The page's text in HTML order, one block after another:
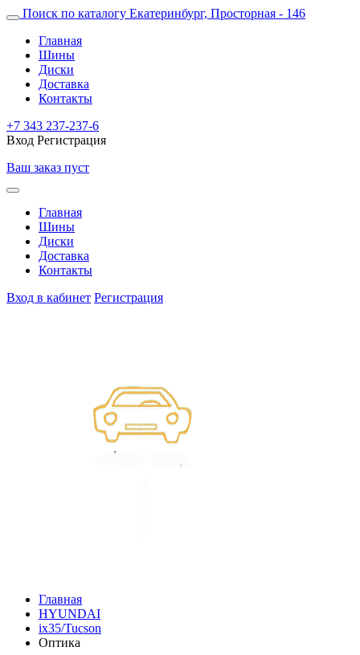
Поиск по каталогу Екатеринбург, Просторная - 146
Главная
Шины
Диски
Доставка
Контакты
+7 343 237-237-6
Вход Регистрация
Ваш заказ пуст
Главная
Шины
Диски
Доставка
Контакты
Вход в кабинет Регистрация
Главная
HYUNDAI
ix35/Tucson
Оптика